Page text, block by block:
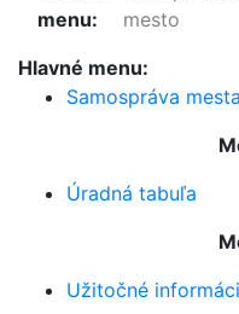
menu:
mesto
Hlavné menu:
Samospráva mesta
Úradná tabuľa
Užitočné